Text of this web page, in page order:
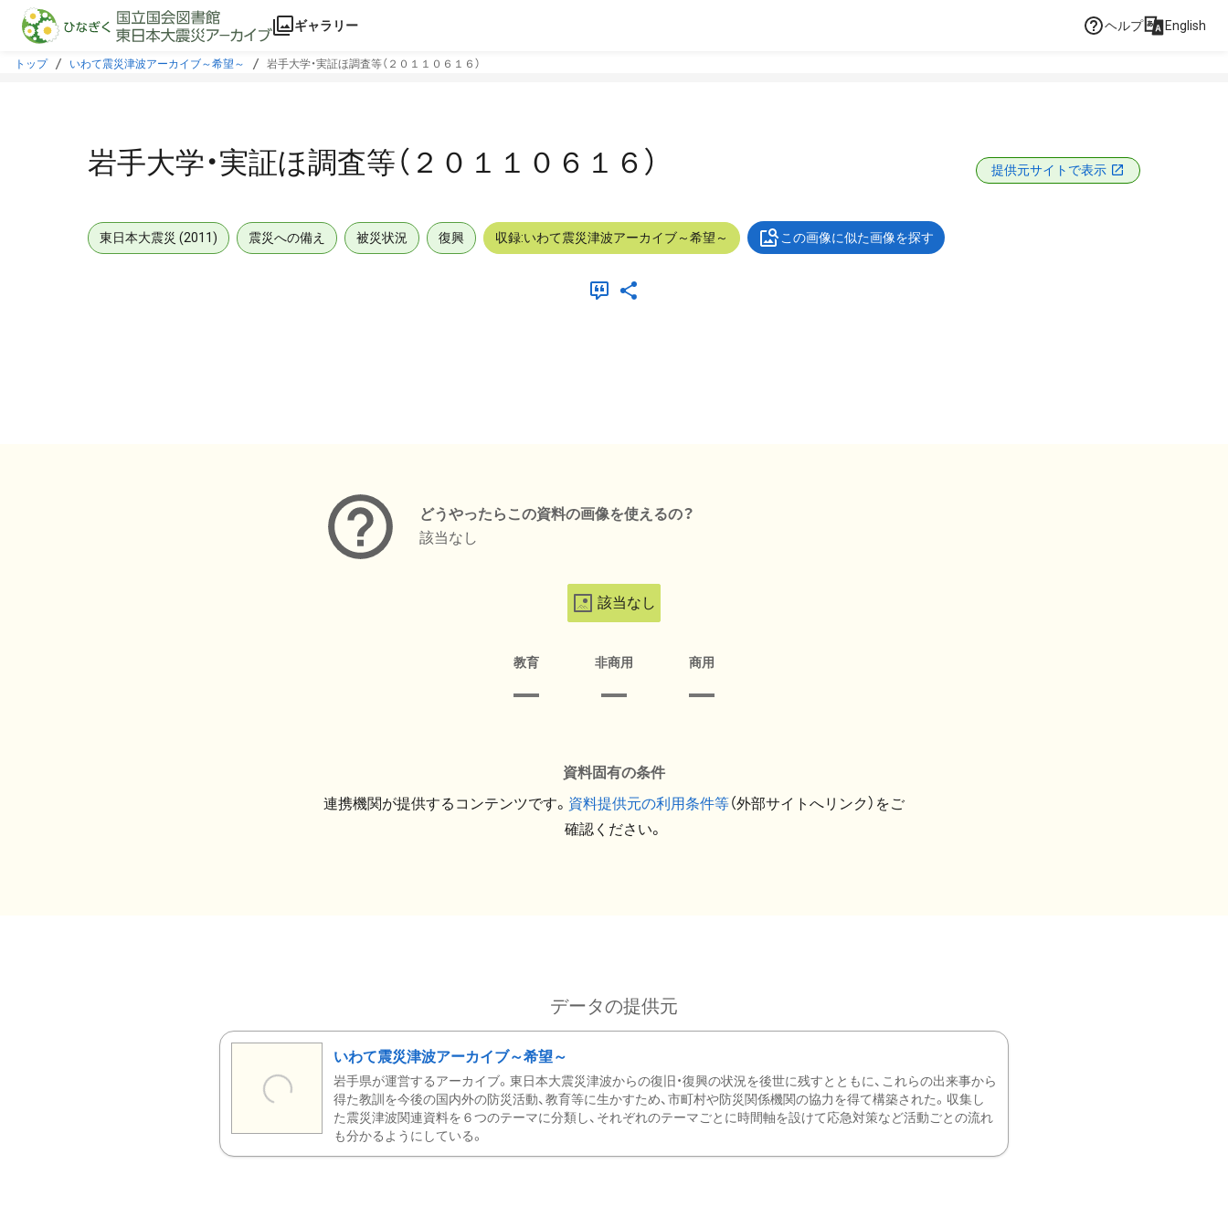
本文に飛ぶ
ギャラリー ヘルプ English
トップ いわて震災津波アーカイブ～希望～ 岩手大学・実証ほ調査等（２０１１０６１６）
岩手大学・実証ほ調査等（２０１１０６１６） 提供元サイトで表示
東日本大震災 (2011) 震災への備え 被災状況 復興 収録:いわて震災津波アーカイブ～希望～ この画像に似た画像を探す
どうやったらこの資料の画像を使えるの？
該当なし
該当なし
教育 非商用 商用
資料固有の条件
連携機関が提供するコンテンツです。 資料提供元の利用条件等（外部サイトへリンク）をご
確認ください。
データの提供元
いわて震災津波アーカイブ～希望～
岩手県が運営するアーカイブ。東日本大震災津波からの復旧・復興の状況を後世に残すとともに、これらの出来事から
得た教訓を今後の国内外の防災活動、教育等に生かすため、市町村や防災関係機関の協力を得て構築された。収集し
た震災津波関連資料を６つのテーマに分類し、それぞれのテーマごとに時間軸を設けて応急対策など活動ごとの流れ
も分かるようにしている。